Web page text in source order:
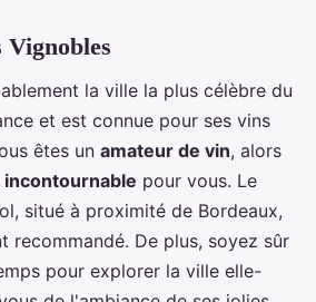
Vignobles
la ville la plus célèbre du
et est connue pour ses vins
êtes un amateur de vin, alors
incontournable pour vous. Le
situé à proximité de Bordeaux,
recommandé. De plus, soyez sûr
pour explorer la ville elle-